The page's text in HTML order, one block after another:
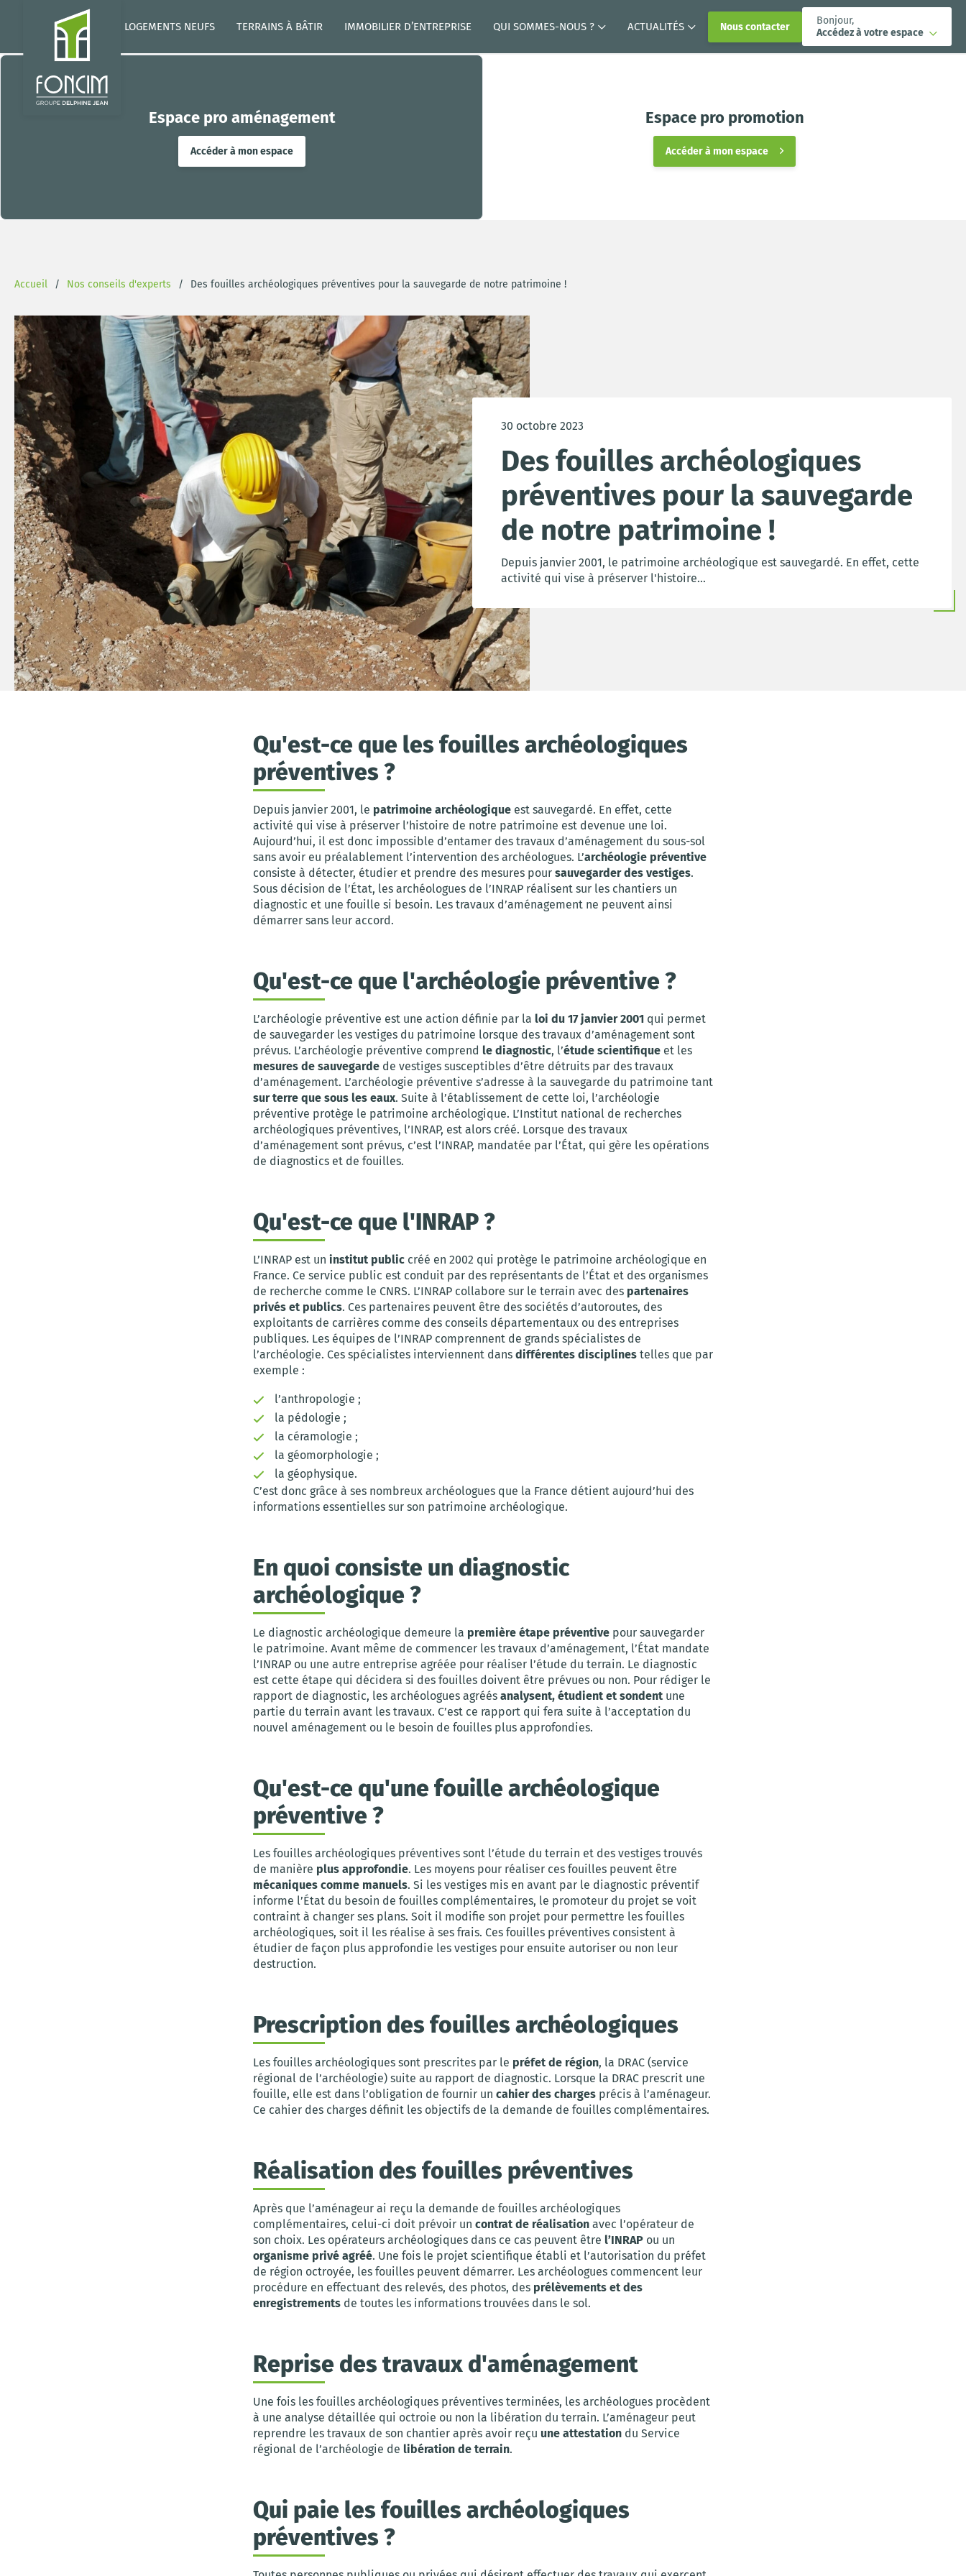
LOGEMENTS NEUFS TERRAINS À BÂTIR IMMOBILIER D’ENTREPRISE QUI SOMMES-NOUS ? ACTUALITÉS Nous contacter
Bonjour,
Accédez à votre espace
Espace pro aménagement
Accéder à mon espace
Espace pro promotion
Accéder à mon espace
Accueil Nos conseils d'experts Des fouilles archéologiques préventives pour la sauvegarde de notre patrimoine !
30 octobre 2023
Des fouilles archéologiques
préventives pour la sauvegarde
de notre patrimoine !
Depuis janvier 2001, le patrimoine archéologique est sauvegardé. En effet, cette
activité qui vise à préserver l'histoire...
Qu'est-ce que les fouilles archéologiques
préventives ?
Depuis janvier 2001, le patrimoine archéologique est sauvegardé. En effet, cette
activité qui vise à préserver l’histoire de notre patrimoine est devenue une loi.
Aujourd’hui, il est donc impossible d’entamer des travaux d’aménagement du sous-sol
sans avoir eu préalablement l’intervention des archéologues. L’archéologie préventive
consiste à détecter, étudier et prendre des mesures pour sauvegarder des vestiges.
Sous décision de l’État, les archéologues de l’INRAP réalisent sur les chantiers un
diagnostic et une fouille si besoin. Les travaux d’aménagement ne peuvent ainsi
démarrer sans leur accord.
Qu'est-ce que l'archéologie préventive ?
L’archéologie préventive est une action définie par la loi du 17 janvier 2001 qui permet
de sauvegarder les vestiges du patrimoine lorsque des travaux d’aménagement sont
prévus. L’archéologie préventive comprend le diagnostic, l’étude scientifique et les
mesures de sauvegarde de vestiges susceptibles d’être détruits par des travaux
d’aménagement. L’archéologie préventive s’adresse à la sauvegarde du patrimoine tant
sur terre que sous les eaux. Suite à l’établissement de cette loi, l’archéologie
préventive protège le patrimoine archéologique. L’Institut national de recherches
archéologiques préventives, l’INRAP, est alors créé. Lorsque des travaux
d’aménagement sont prévus, c’est l’INRAP, mandatée par l’État, qui gère les opérations
de diagnostics et de fouilles.
Qu'est-ce que l'INRAP ?
L’INRAP est un institut public créé en 2002 qui protège le patrimoine archéologique en
France. Ce service public est conduit par des représentants de l’État et des organismes
de recherche comme le CNRS. L’INRAP collabore sur le terrain avec des partenaires
privés et publics. Ces partenaires peuvent être des sociétés d’autoroutes, des
exploitants de carrières comme des conseils départementaux ou des entreprises
publiques. Les équipes de l’INRAP comprennent de grands spécialistes de
l’archéologie. Ces spécialistes interviennent dans différentes disciplines telles que par
exemple :
l’anthropologie ;
la pédologie ;
la céramologie ;
la géomorphologie ;
la géophysique.
C’est donc grâce à ses nombreux archéologues que la France détient aujourd’hui des
informations essentielles sur son patrimoine archéologique.
En quoi consiste un diagnostic
archéologique ?
Le diagnostic archéologique demeure la première étape préventive pour sauvegarder
le patrimoine. Avant même de commencer les travaux d’aménagement, l’État mandate
l’INRAP ou une autre entreprise agréée pour réaliser l’étude du terrain. Le diagnostic
est cette étape qui décidera si des fouilles doivent être prévues ou non. Pour rédiger le
rapport de diagnostic, les archéologues agréés analysent, étudient et sondent une
partie du terrain avant les travaux. C’est ce rapport qui fera suite à l’acceptation du
nouvel aménagement ou le besoin de fouilles plus approfondies.
Qu'est-ce qu'une fouille archéologique
préventive ?
Les fouilles archéologiques préventives sont l’étude du terrain et des vestiges trouvés
de manière plus approfondie. Les moyens pour réaliser ces fouilles peuvent être
mécaniques comme manuels. Si les vestiges mis en avant par le diagnostic préventif
informe l’État du besoin de fouilles complémentaires, le promoteur du projet se voit
contraint à changer ses plans. Soit il modifie son projet pour permettre les fouilles
archéologiques, soit il les réalise à ses frais. Ces fouilles préventives consistent à
étudier de façon plus approfondie les vestiges pour ensuite autoriser ou non leur
destruction.
Prescription des fouilles archéologiques
Les fouilles archéologiques sont prescrites par le préfet de région, la DRAC (service
régional de l’archéologie) suite au rapport de diagnostic. Lorsque la DRAC prescrit une
fouille, elle est dans l’obligation de fournir un cahier des charges précis à l’aménageur.
Ce cahier des charges définit les objectifs de la demande de fouilles complémentaires.
Réalisation des fouilles préventives
Après que l’aménageur ai reçu la demande de fouilles archéologiques
complémentaires, celui-ci doit prévoir un contrat de réalisation avec l’opérateur de
son choix. Les opérateurs archéologiques dans ce cas peuvent être l’INRAP ou un
organisme privé agréé. Une fois le projet scientifique établi et l’autorisation du préfet
de région octroyée, les fouilles peuvent démarrer. Les archéologues commencent leur
procédure en effectuant des relevés, des photos, des prélèvements et des
enregistrements de toutes les informations trouvées dans le sol.
Reprise des travaux d'aménagement
Une fois les fouilles archéologiques préventives terminées, les archéologues procèdent
à une analyse détaillée qui octroie ou non la libération du terrain. L’aménageur peut
reprendre les travaux de son chantier après avoir reçu une attestation du Service
régional de l’archéologie de libération de terrain.
Qui paie les fouilles archéologiques
préventives ?